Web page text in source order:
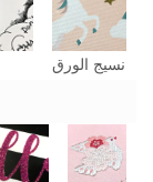
نسيج الورق